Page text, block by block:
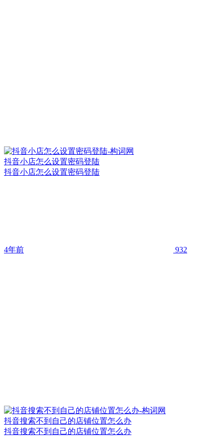
抖音小店怎么设置密码登陆
抖音小店怎么设置密码登陆
4年前 932
抖音搜索不到自己的店铺位置怎么办
抖音搜索不到自己的店铺位置怎么办